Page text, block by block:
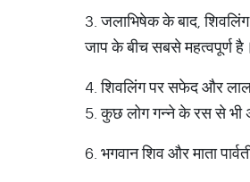
3. जलाभिषेक के बाद,
जाप के बीच सबसे महत्वपूर्ण है।
4. शिवलिंग पर सफेद और लाल
5. कुछ लोग गन्ने के रस से भी
6. भगवान शिव और माता